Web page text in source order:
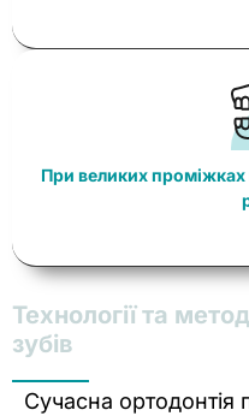
При великих
Технології та
зубів
Сучасна ортодонтія